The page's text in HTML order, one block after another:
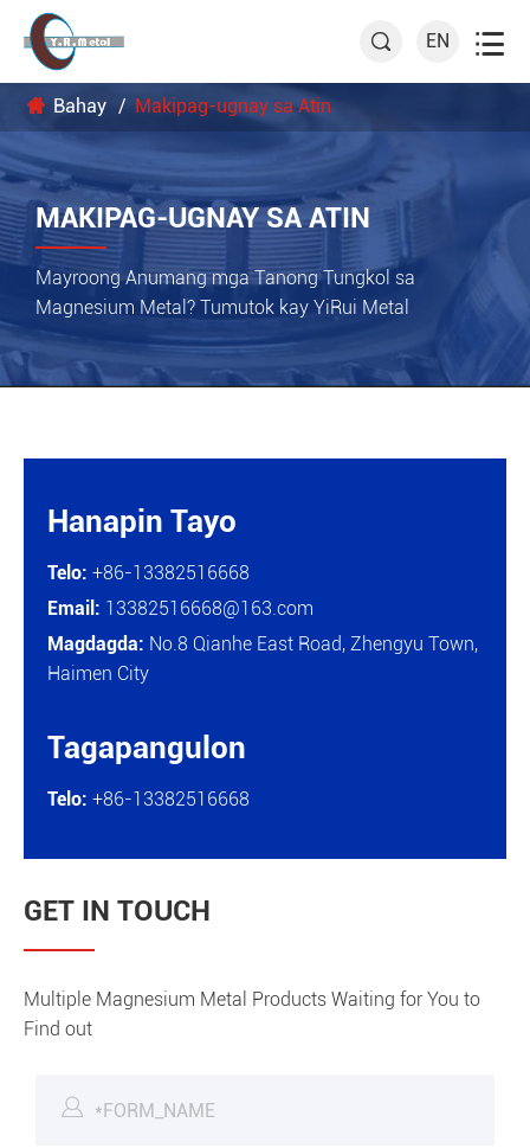
 EN 
Bahay Makipag-ugnay sa Atin
MAKIPAG-UGNAY SA ATIN
Mayroong Anumang mga Tanong Tungkol sa
Magnesium Metal? Tumutok kay YiRui Metal
Hanapin Tayo
Telo: +86-13382516668
Email: 13382516668@163.com
Magdagda: No.8 Qianhe East Road, Zhengyu Town,
Haimen City
Tagapangulon
Telo: +86-13382516668
GET IN TOUCH
Multiple Magnesium Metal Products Waiting for You to
Find out
